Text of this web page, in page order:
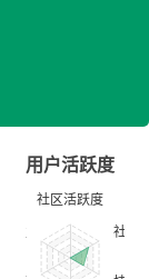
用户活跃度